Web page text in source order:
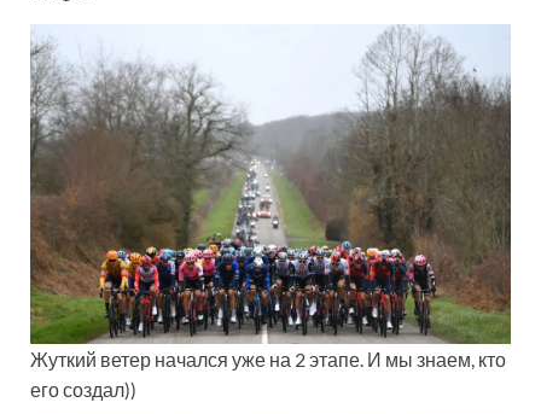
Жуткий ветер начался уже на 2 этапе. И мы знаем, кто
его создал))